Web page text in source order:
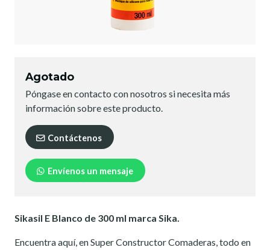
Agotado
Póngase en contacto con nosotros si necesita más
información sobre este producto.
Contáctenos
Envíenos un mensaje
Sikasil E Blanco de 300 ml marca Sika.
Encuentra aquí, en Super Constructor Comaderas, todo en